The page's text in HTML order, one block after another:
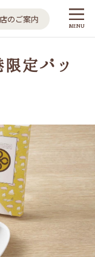
泉
のご案内
MENU
定パッ